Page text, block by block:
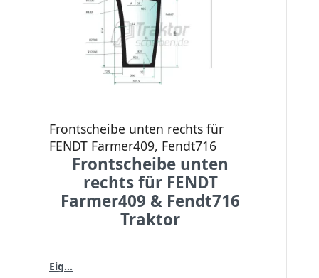
Frontscheibe unten rechts für
FENDT Farmer409, Fendt716
Frontscheibe unten
rechts für FENDT
Farmer409 & Fendt716
Traktor
Eig...